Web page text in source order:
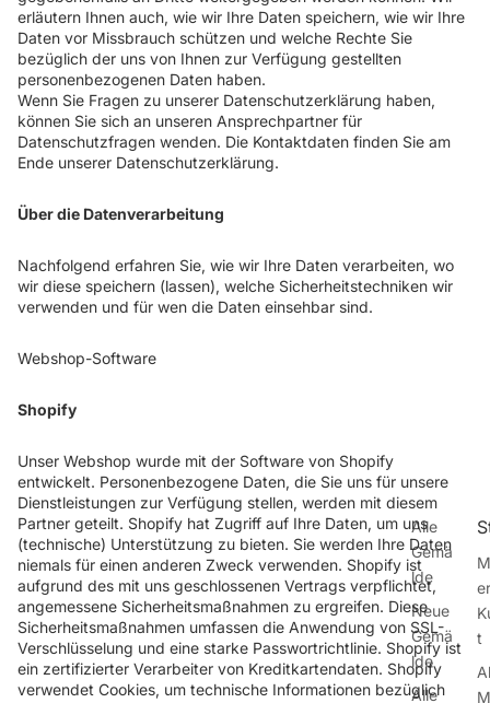
Alle
Gemä
lde
Neue
Gemä
lde
Alle
t
erläutern Ihnen auch, wie wir Ihre Daten speichern, wie wir Ihre
Daten vor Missbrauch schützen und welche Rechte Sie
bezüglich der uns von Ihnen zur Verfügung gestellten
personenbezogenen Daten haben.
Wenn Sie Fragen zu unserer Datenschutzerklärung haben,
können Sie sich an unseren Ansprechpartner für
Datenschutzfragen wenden. Die Kontaktdaten finden Sie am
Ende unserer Datenschutzerklärung.
Über die Datenverarbeitung
Nachfolgend erfahren Sie, wie wir Ihre Daten verarbeiten, wo
wir diese speichern (lassen), welche Sicherheitstechniken wir
verwenden und für wen die Daten einsehbar sind.
Webshop-Software
Shopify
Unser Webshop wurde mit der Software von Shopify
entwickelt. Personenbezogene Daten, die Sie uns für unsere
Dienstleistungen zur Verfügung stellen, werden mit diesem
Partner geteilt. Shopify hat Zugriff auf Ihre Daten, um uns
(technische) Unterstützung zu bieten. Sie werden Ihre Daten
niemals für einen anderen Zweck verwenden. Shopify ist
aufgrund des mit uns geschlossenen Vertrags verpflichtet,
angemessene Sicherheitsmaßnahmen zu ergreifen. Diese
Sicherheitsmaßnahmen umfassen die Anwendung von SSL-
Verschlüsselung und eine starke Passwortrichtlinie. Shopify ist
ein zertifizierter Verarbeiter von Kreditkartendaten. Shopify
verwendet Cookies, um technische Informationen bezüglich